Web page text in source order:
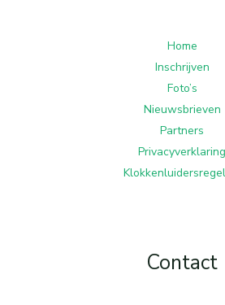
Home
Inschrijven
Foto’s
Nieuwsbrieven
Partners
Privacyverklaring
Contact